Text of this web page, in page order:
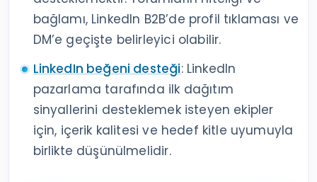
bağlamı, LinkedIn B2B’de profil tıklaması ve
DM’e geçişte belirleyici olabilir.
LinkedIn beğeni desteği: LinkedIn
pazarlama tarafında ilk dağıtım
sinyallerini desteklemek isteyen ekipler
için, içerik kalitesi ve hedef kitle uyumuyla
birlikte düşünülmelidir.